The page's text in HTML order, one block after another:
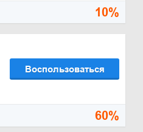
10%
Воспользоваться
60%